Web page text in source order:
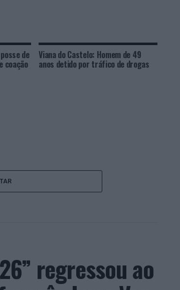
de
coação
Viana do Castelo: Homem de 49
anos detido por tráfico de drogas
regressou ao